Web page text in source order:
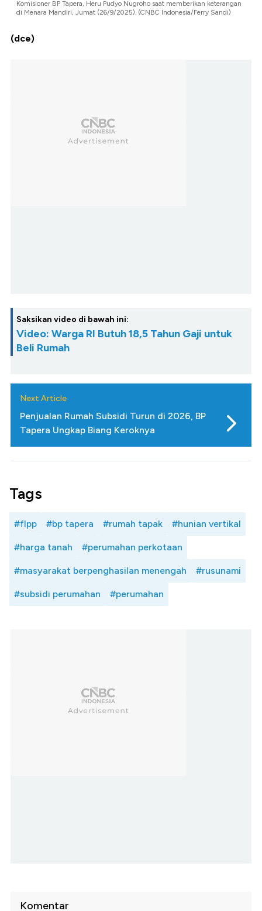
Komisioner BP Tapera, Heru Pudyo Nugroho saat memberikan keterangan
di Menara Mandiri, Jumat (26/9/2025). (CNBC Indonesia/Ferry Sandi)
(dce)
Saksikan video di bawah ini:
Video: Warga RI Butuh 18,5 Tahun Gaji untuk
Beli Rumah
Next Article
Penjualan Rumah Subsidi Turun di 2026, BP
Tapera Ungkap Biang Keroknya
Tags
#flpp #bp tapera #rumah tapak #hunian vertikal
#harga tanah #perumahan perkotaan
#masyarakat berpenghasilan menengah #rusunami
#subsidi perumahan #perumahan
Komentar